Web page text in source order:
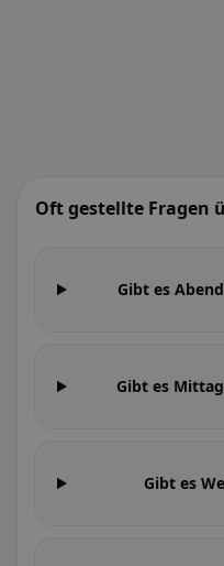
Oft gestellte Fragen
Gibt es
Gibt es
Gibt es